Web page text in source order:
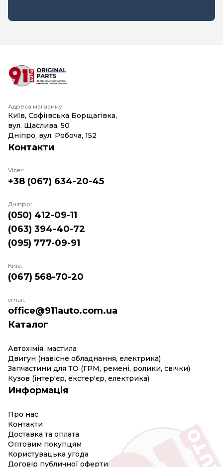
Адреса магазину
Київ, Софіївська Борщагівка,
вул. Щаслива, 50
Дніпро, вул. Робоча, 152
Каталог
Автохімія, мастила
Двигун (навісне обладнання, електрика)
Запчастини для ТО (ГРМ, ремені, ролики, свічки)
Кузов (інтер'єр, екстер'єр, електрика)
Информація
Про нас
Контакти
Доставка та оплата
Оптовим покупцям
Користувацька угода
Договір публичної оферти
Контакти
Viber:
+38 (067) 634-20-45
Дніпро:
(050) 412-09-11
(063) 394-40-72
(095) 777-09-91
Київ:
(067) 568-70-20
email:
office@911auto.com.ua